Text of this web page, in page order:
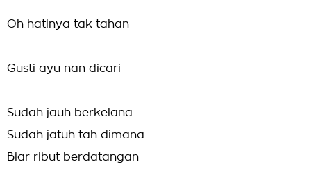
Oh hatinya tak tahan
Gusti ayu nan dicari
Sudah jauh berkelana
Sudah jatuh tah dimana
Biar ribut berdatangan